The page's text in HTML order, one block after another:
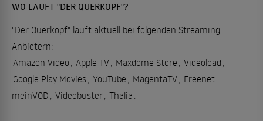
WO LÄUFT "DER QUERKOPF"?
"Der Querkopf" läuft aktuell bei folgenden Streaming-
Anbietern:
Amazon Video , Apple TV, Maxdome Store , Videoload ,
Google Play Movies, YouTube , MagentaTV, Freenet
meinVOD , Videobuster, Thalia .